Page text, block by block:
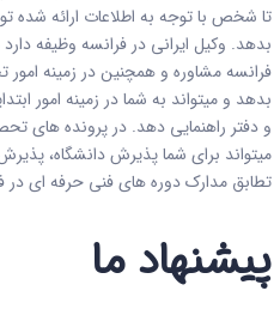
تا شخص با توجه به اطلاعات ارائه شده
بدهد. وکیل ایرانی در فرانسه وظیفه
فرانسه مشاوره و همچنین در زمینه
بدهد و میتواند به شما در زمینه امور
و دفتر راهنمایی دهد. در پرونده ­های
میتواند برای شما پذیرش دانشگاه­،
تطابق مدارک دوره­ های فنی حرفه ­ای در
پیشنهاد ما